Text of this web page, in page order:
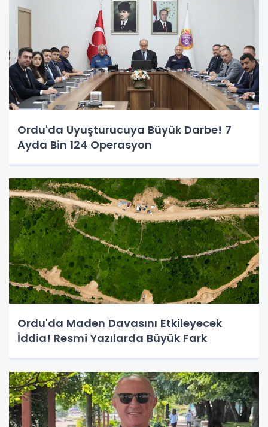
Ordu'da Uyuşturucuya Büyük Darbe! 7
Ayda Bin 124 Operasyon
Ordu'da Maden Davasını Etkileyecek
İddia! Resmi Yazılarda Büyük Fark